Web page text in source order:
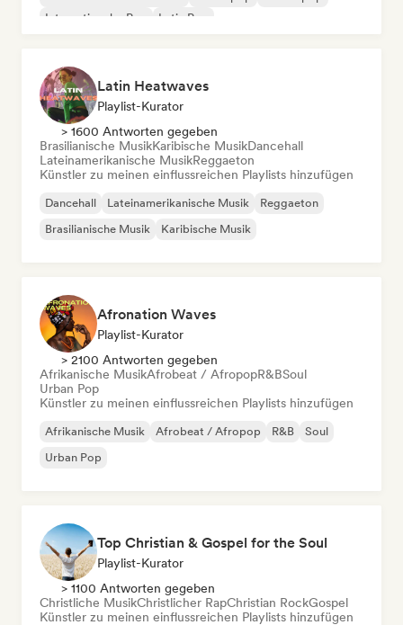
Internationaler Pop
Latin Pop
Latin Heatwaves
Playlist-Kurator
> 1600 Antworten gegeben
Brasilianische MusikKaribische MusikDancehall
Lateinamerikanische MusikReggaeton
Künstler zu meinen einflussreichen Playlists hinzufügen
Dancehall Lateinamerikanische Musik
Reggaeton
Brasilianische Musik
Karibische Musik
Afronation Waves
Playlist-Kurator
> 2100 Antworten gegeben
Afrikanische MusikAfrobeat / AfropopR&BSoul
Urban Pop
Künstler zu meinen einflussreichen Playlists hinzufügen
Afrikanische Musik Afrobeat / Afropop R&B
Soul
Urban Pop
Top Christian & Gospel for the Soul
Playlist-Kurator
> 1100 Antworten gegeben
Christliche MusikChristlicher RapChristian RockGospel
Künstler zu meinen einflussreichen Playlists hinzufügen